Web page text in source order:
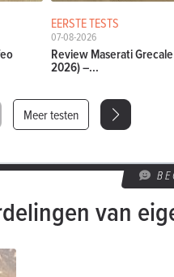
EERSTE TESTS
07-08-2026
Review Maserati
2026) –...
Meer testen
van